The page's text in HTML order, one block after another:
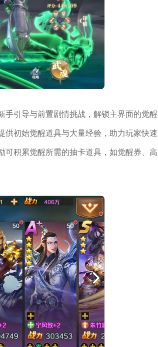
引导与前置剧情挑战，解锁主界面的觉醒
供初始觉醒道具与大量经验，助力玩家快速
积累觉醒所需的抽卡道具，如觉醒券、高